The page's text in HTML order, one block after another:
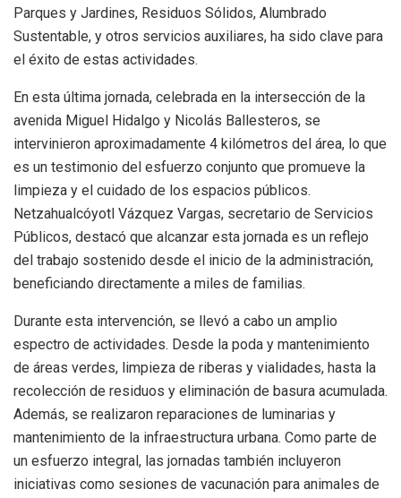
Parques y Jardines, Residuos Sólidos, Alumbrado
Sustentable, y otros servicios auxiliares, ha sido clave para
el éxito de estas actividades.
En esta última jornada, celebrada en la intersección de la
avenida Miguel Hidalgo y Nicolás Ballesteros, se
intervinieron aproximadamente 4 kilómetros del área, lo que
es un testimonio del esfuerzo conjunto que promueve la
limpieza y el cuidado de los espacios públicos.
Netzahualcóyotl Vázquez Vargas, secretario de Servicios
Públicos, destacó que alcanzar esta jornada es un reflejo
del trabajo sostenido desde el inicio de la administración,
beneficiando directamente a miles de familias.
Durante esta intervención, se llevó a cabo un amplio
espectro de actividades. Desde la poda y mantenimiento
de áreas verdes, limpieza de riberas y vialidades, hasta la
recolección de residuos y eliminación de basura acumulada.
Además, se realizaron reparaciones de luminarias y
mantenimiento de la infraestructura urbana. Como parte de
un esfuerzo integral, las jornadas también incluyeron
iniciativas como sesiones de vacunación para animales de